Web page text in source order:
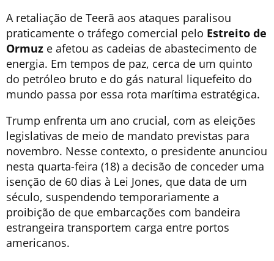
A retaliação de Teerã aos ataques paralisou
praticamente o tráfego comercial pelo Estreito de
Ormuz e afetou as cadeias de abastecimento de
energia. Em tempos de paz, cerca de um quinto
do petróleo bruto e do gás natural liquefeito do
mundo passa por essa rota marítima estratégica.
Trump enfrenta um ano crucial, com as eleições
legislativas de meio de mandato previstas para
novembro. Nesse contexto, o presidente anunciou
nesta quarta-feira (18) a decisão de conceder uma
isenção de 60 dias à Lei Jones, que data de um
século, suspendendo temporariamente a
proibição de que embarcações com bandeira
estrangeira transportem carga entre portos
americanos.